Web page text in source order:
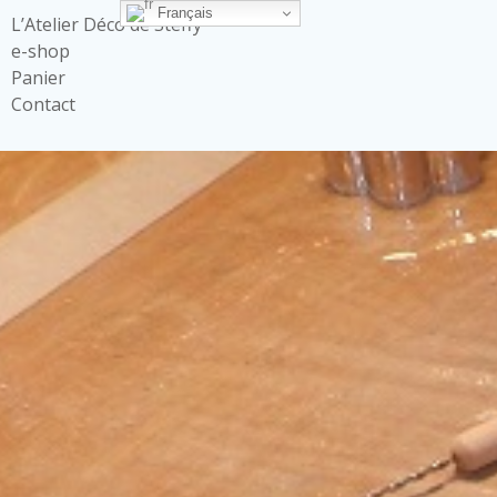
L’Atelier Déco de Steffy
e-shop
Panier
Contact
Français